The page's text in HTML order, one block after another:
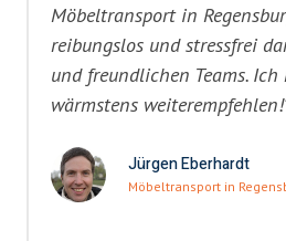
Möbeltransport in
reibungslos und stressfrei
und freundlichen Teams.
wärmstens
Jürgen Eberhardt
Möbeltransport in